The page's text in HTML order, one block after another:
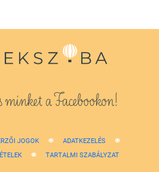
minket a Facebookon!
JOGOK
ADATKEZELÉS
TARTALMI SZABÁLYZAT